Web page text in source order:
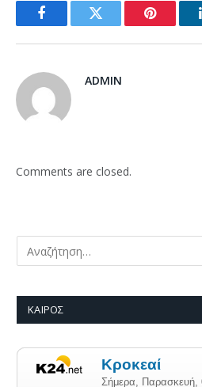
FacebookTwitter Pinterest
ADMIN
Comments are closed.
ΚΑΙΡΌΣ